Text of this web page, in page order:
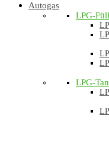
Autogas
LPG-
LPG-